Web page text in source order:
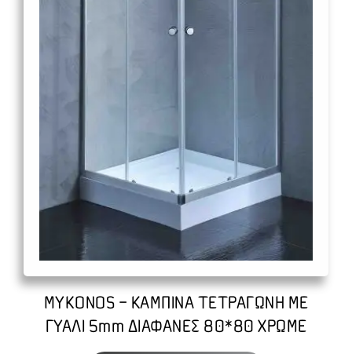
MYKONOS – ΚΑΜΠΙΝΑ ΤΕΤΡΑΓΩΝΗ ΜΕ
ΓΥΑΛΙ 5mm ΔΙΑΦΑΝΕΣ 80*80 ΧΡΩΜΕ